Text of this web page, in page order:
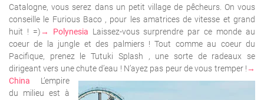
Catalogne, vous serez dans un petit village de pêcheurs. On vous
conseille le Furious Baco , pour les amatrices de vitesse et grand
huit ! =)→ Polynesia Laissez-vous surprendre par ce monde au
coeur de la jungle et des palmiers ! Tout comme au coeur du
Pacifique, prenez leTutuki Splash
, une sorte de radeaux se
dirigeant vers une chute d’eau ! N’ayez pas peur de vous tremper !→
China
L’empire
du milieu est à